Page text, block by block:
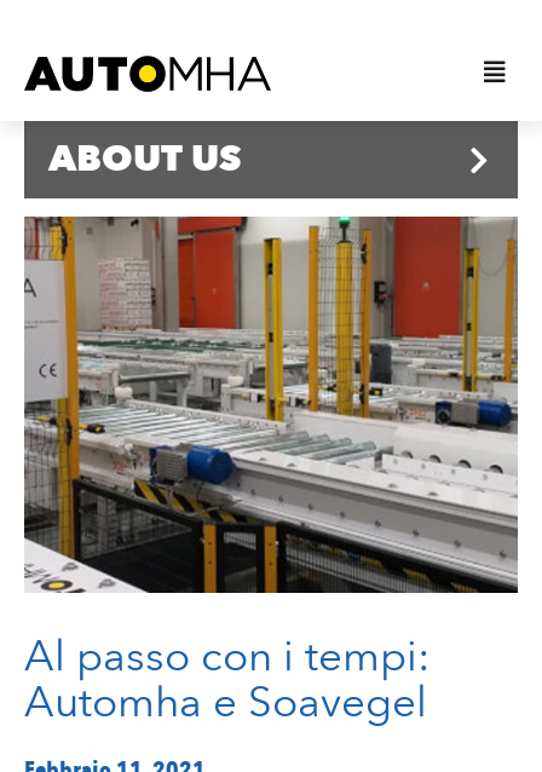
ABOUT US
Al passo con i tempi:
Automha e Soavegel